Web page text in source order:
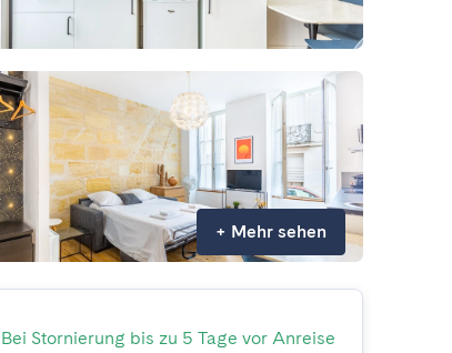
+ Mehr sehen
Bei Stornierung bis zu 5 Tage vor Anreise